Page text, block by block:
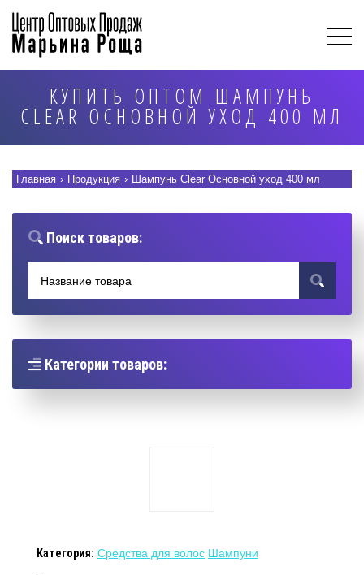
КУПИТЬ ОПТОМ ШАМПУНЬ
CLEAR ОСНОВНОЙ УХОД 400 МЛ
Главная › Продукция › Шампунь Clear Основной уход 400 мл
Поиск товаров:
Категории товаров:
Категория: Средства для волос Шампуни